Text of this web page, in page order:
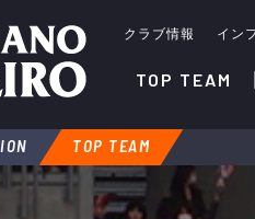
クラブ情報 イン
TOP TEAM
TOP TEAM